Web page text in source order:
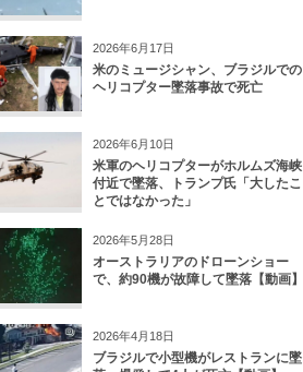
2026年6月17日
米のミュージシャン、ブラジルでの
ヘリコプター墜落事故で死亡
2026年6月10日
米軍のヘリコプターがホルムズ海峡
付近で墜落、トランプ氏「大したこ
とではなかった」
2026年5月28日
オーストラリアのドローンショー
で、約90機が故障して墜落【動画】
2026年4月18日
ブラジルで小型機がレストランに墜